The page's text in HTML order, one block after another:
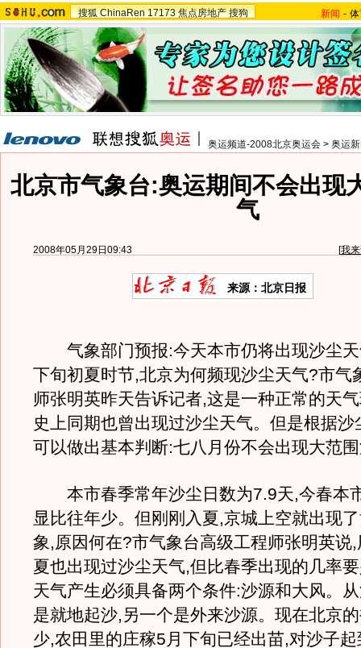
搜狐 ChinaRen 17173 焦点房地产 搜狗 新闻 -
奥运频道-2008北京奥运会 > 奥运
北京市气象台:奥运期间不会出现
气
2008年05月29日09:43 [我
来源：北京日报
气象部门预报:今天本市仍将出现沙尘天
下旬初夏时节,北京为何频现沙尘天气?市气
师张明英昨天告诉记者,这是一种正常的天
史上同期也曾出现过沙尘天气。但是根据沙
可以做出基本判断:七八月份不会出现大范
本市春季常年沙尘日数为7.9天,今春本
显比往年少。但刚刚入夏,京城上空就出现
象,原因何在?市气象台高级工程师张明英说
夏也出现过沙尘天气,但比春季出现的几率
天气产生必须具备两个条件:沙源和大风。
是就地起沙,另一个是外来沙源。现在北京
少,农田里的庄稼5月下旬已经出苗,对沙子